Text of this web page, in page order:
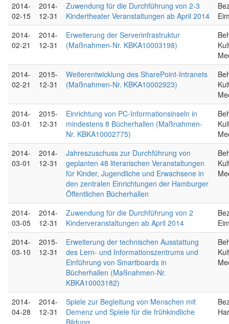
2014-
02-15
2014-
12-31
Zuwendung für die Durchführung von 2-3
Kindertheater Veranstaltungen ab April 2014
2014-
02-21
2014-
12-31
Erweiterung der Serverinfrastruktur
(Maßnahmen-Nr. KBKA10003198)
2014-
02-21
2015-
12-31
Weiterentwicklung des SharePoint-Intranets
(Maßnahmen-Nr. KBKA10002923)
2014-
03-01
2015-
12-31
Einrichtung von PC-Informationsinseln in
mindestens 8 Bücherhallen (Maßnahmen-
Nr. KBKA10002775)
2014-
03-01
2014-
12-31
Jahreszuschuss zur Durchführung von
geplanten 48 literarischen Veranstaltungen
für Kinder, Jugendliche und Erwachsene in
den zentralen Einrichtungen der Hamburger
Öffentlichen Bücherhallen
2014-
03-05
2014-
12-31
Zuwendung für die Durchführung von 2
Kinderveranstaltungen ab April 2014
2014-
03-10
2015-
12-31
Erweiterung der technischen Ausstattung
des Lern- und Informationszentrums und
Einführung von Smartboards in
Bücherhallen (Maßnahmen-Nr.
KBKA10003182)
2014-
04-28
2014-
12-31
Spiele zur Begleitung von Menschen mit
Demenz und Spiele für die frühkindliche
Bildung